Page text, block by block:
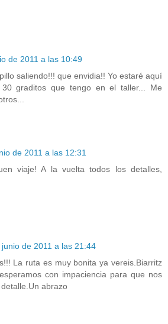
de 2011 a las 10:49
saliendo!!! que envidia!! Yo estaré aquí
30 graditos que tengo en el taller... Me
de 2011 a las 12:31
viaje! A la vuelta todos los detalles,
junio de 2011 a las 21:44
La ruta es muy bonita ya vereis.Biarritz
con impaciencia para que nos
abrazo